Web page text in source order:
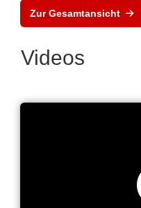
Zur Gesamtansicht
Videos